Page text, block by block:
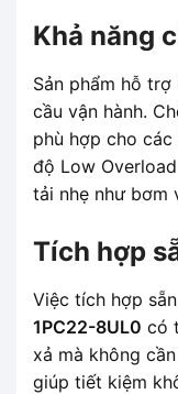
Khả năng
Sản phẩm hỗ
cầu vận hành.
phù hợp cho
độ Low
tải nhẹ như bơm
Tích hợp
Việc tích hợp
1PC22-8UL0 có
xả mà không
giúp tiết kiệm